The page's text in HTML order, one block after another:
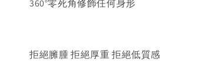
360°零死角修飾任何身形
拒絕臃腫 拒絕厚重 拒絕低質感